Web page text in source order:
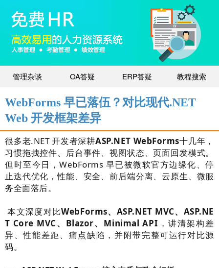
管理杂谈 OA答疑 ERP答疑 教程搜索
WebForms 早已落伍？对比现代.NET
Web 开发框架差异
很多老.NET 开发者深耕ASP.NET WebForms十几年，
习惯拖拽控件、后台事件、视图状态、页面回发模式。
但时至今日，WebForms 早已被微软官方边缘化、停
止迭代优化，性能、安全、前后端分离、云原生、微服
务全面落后。
本文深度对比WebForms、 ASP.NET MVC、 ASP.NE
T Core MVC、Blazor、Minimal API ，讲清架构差
异、性能差距、痛点缺陷，并附带完整可运行对比源
码。